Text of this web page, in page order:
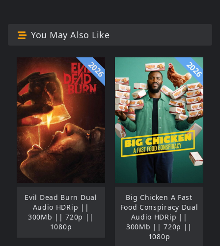
You May Also Like
2026
Evil Dead Burn Dual
Audio HDRip ||
300Mb || 720p ||
1080p
2026
Big Chicken A Fast
Food Conspiracy Dual
Audio HDRip ||
300Mb || 720p ||
1080p